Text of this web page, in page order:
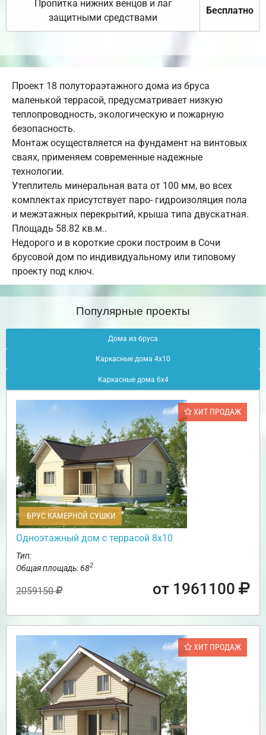
Пропитка нижних венцов и лаг
защитными средствами
Бесплатно
Проект 18 полутораэтажного дома из бруса
маленькой террасой, предусматривает низкую
теплопроводность, экологическую и пожарную
безопасность.
Монтаж осуществляется на фундамент на винтовых
сваях, применяем современные надежные
технологии.
Утеплитель минеральная вата от 100 мм, во всех
комплектах присутствует паро- гидроизоляция пола
и межэтажных перекрытий, крыша типа двускатная.
Площадь 58.82 кв.м..
Недорого и в короткие сроки построим в Сочи
брусовой дом по индивидуальному или типовому
проекту под ключ.
Популярные проекты
Дома из бруса
Каркасные дома 4х10
Каркасные дома 6х4
ХИТ ПРОДАЖ
БРУС КАМЕРНОЙ СУШКИ
Одноэтажный дом с террасой 8х10
Тип:
Общая площадь: 682
2059150 от 1961100
ХИТ ПРОДАЖ